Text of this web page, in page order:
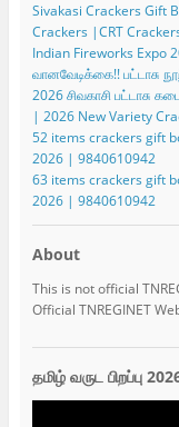
Sivakasi Crackers Gift
Crackers |CRT
Indian Fireworks
வானவேடிக்கை!! பட்டாசு
2026 சிவகாசி பட்டாசு
| 2026 New Variety
52 items crackers gift
2026 | 9840610942
63 items crackers gift
2026 | 9840610942
About
This is not official
Official TNREGINET
தமிழ் வருட பிறப்பு